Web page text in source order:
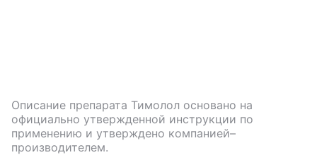
Описание препарата Тимолол основано на
официально утвержденной инструкции по
применению и утверждено компанией–
производителем.